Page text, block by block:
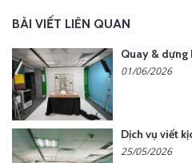
BÀI VIẾT LIÊN QUAN
01/06/2026
25/05/2026